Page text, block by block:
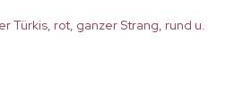
Türkis, rot, ganzer Strang, rund u.